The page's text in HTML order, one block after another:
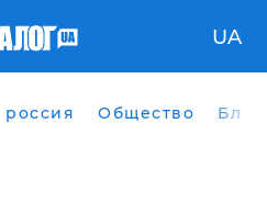
UA
россия Общество